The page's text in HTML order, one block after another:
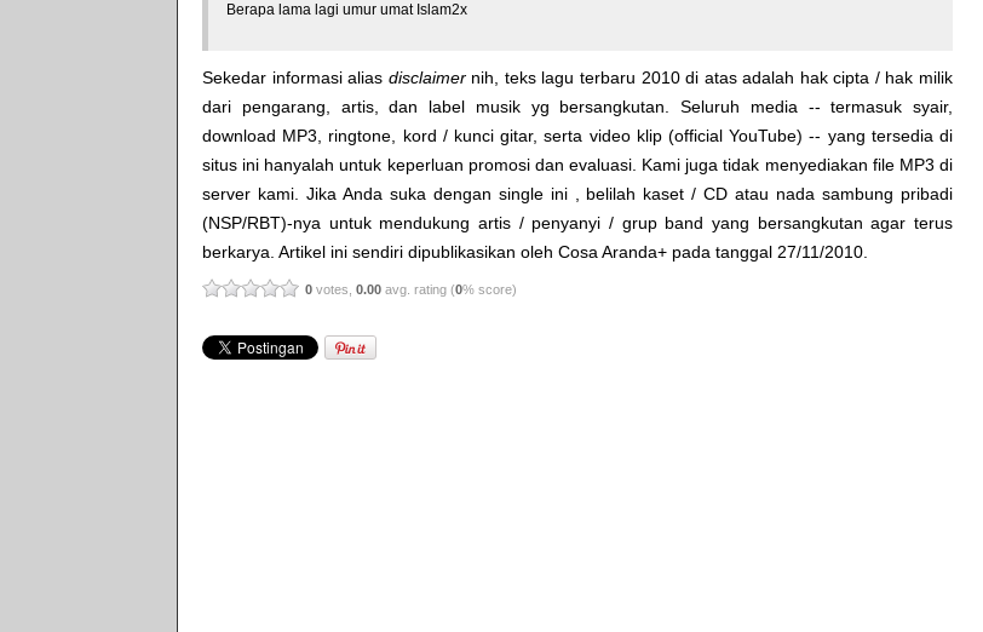
Berapa lama lagi umur umat Islam2x
Sekedar informasi alias disclaimernih, teks lagu terbaru 2010 di atas adalah hak cipta / hak milik
dari pengarang, artis, dan label musik yg bersangkutan. Seluruh media -- termasuk syair,
download MP3, ringtone, kord / kunci gitar, serta video klip (official YouTube) -- yang tersedia di
situs ini hanyalah untuk keperluan promosi dan evaluasi. Kami juga tidak menyediakan file MP3 di
server kami. Jika Anda suka dengan single ini , belilah kaset / CD atau nada sambung pribadi
(NSP/RBT)-nya untuk mendukung artis / penyanyi / grup band yang bersangkutan agar terus
berkarya. Artikel ini sendiri dipublikasikan oleh Cosa Aranda+ pada tanggal 27/11/2010.
0 votes, 0.00 avg. rating (0% score)